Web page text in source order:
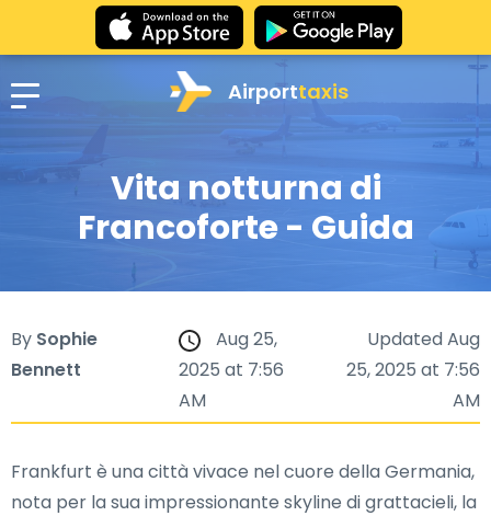
Airporttaxis
Vita notturna di
Francoforte - Guida
By Sophie
Bennett
Aug 25,
2025 at 7:56
AM
Updated Aug
25, 2025 at 7:56
AM
Frankfurt è una città vivace nel cuore della Germania,
nota per la sua impressionante skyline di grattacieli, la